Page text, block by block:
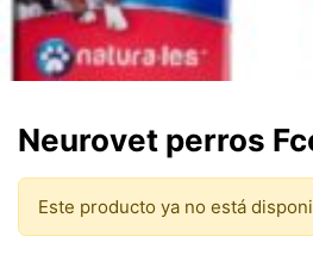
Neurovet perros
Este producto ya no está